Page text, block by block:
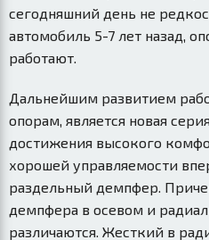
сегодняшний день не
автомобиль 5-7 лет назад,
работают.
Дальнейшим развитием
опорам, является новая
достижения высокого
хорошей управляемости
раздельный демпфер.
демпфера в осевом и
различаются. Жесткий в